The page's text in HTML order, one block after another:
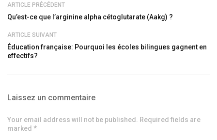
ARTICLE PRÉCÉDENT
Qu’est-ce que l’arginine alpha cétoglutarate (Aakg) ?
ARTICLE SUIVANT
Éducation française: Pourquoi les écoles bilingues gagnent en
effectifs?
Laissez un commentaire
Your email address will not be published. Required fields are
marked *